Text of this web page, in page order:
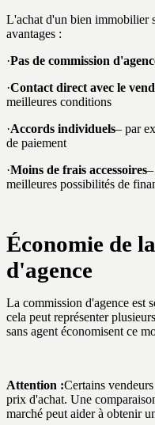
L'achat d'un bien immobilier
avantages :
·Pas de commission
·Contact direct avec le
meilleures conditions
·Accords individuels– par
de paiement
·Moins de frais accessoires
meilleures possibilités de
Économie de
d'agence
La commission d'agence est
cela peut représenter
sans agent économisent ce
Attention :Certains
prix d'achat. Une
marché peut aider à obtenir